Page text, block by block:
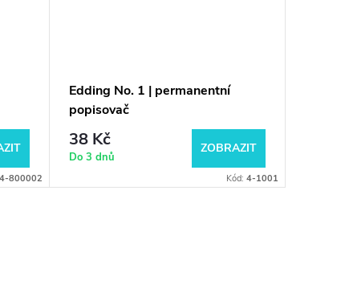
4-800002
Edding No. 1 | permanentní
popisovač
38 Kč
Do 3 dnů
ZOBRAZIT
Kód: 4-1001